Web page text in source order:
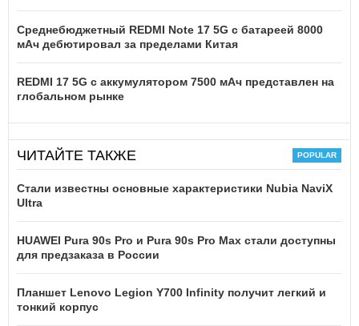
Среднебюджетный REDMI Note 17 5G с батареей 8000
мАч дебютировал за пределами Китая
REDMI 17 5G c аккумулятором 7500 мАч представлен на
глобальном рынке
ЧИТАЙТЕ ТАКЖЕ
Стали известны основные характеристики Nubia NaviX
Ultra
HUAWEI Pura 90s Pro и Pura 90s Pro Max стали доступны
для предзаказа в России
Планшет Lenovo Legion Y700 Infinity получит легкий и
тонкий корпус